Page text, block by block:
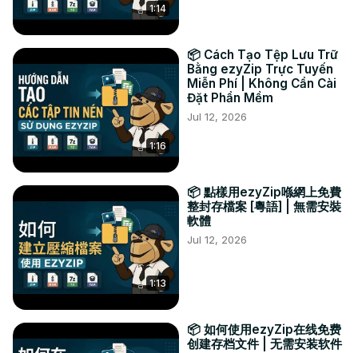
1:14
1:16
📦 Cách Tạo Tệp Lưu Trữ
Bằng ezyZip Trực Tuyến
Miễn Phí | Không Cần Cài
Đặt Phần Mềm
Jul 12, 2026
1:13
📦 點樣用ezyZip喺網上免費
整封存檔案 [粵語] | 無需安裝
軟體
Jul 12, 2026
📦 如何使用ezyZip在线免费
创建存档文件 | 无需安装软件